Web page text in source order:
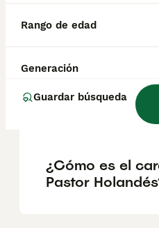
Rango de edad
Generación
Guardar búsqueda
¿Cómo es el
¿Cuánto cuesta
de Pastor
¿Cómo es el
Pastor